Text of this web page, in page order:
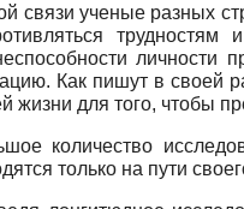
связи ученые разных
личности
Как пишут в своей
жизни для того, чтобы
количество
только на пути